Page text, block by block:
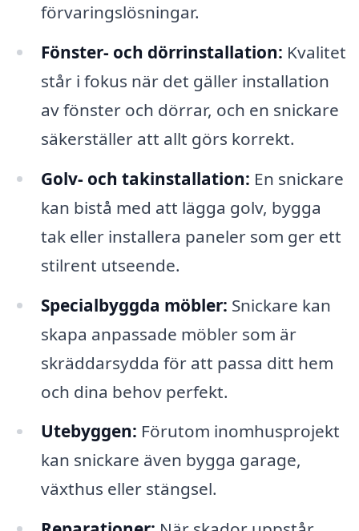
förvaringslösningar.
Fönster- och dörrinstallation: Kvalitet
står i fokus när det gäller installation
av fönster och dörrar, och en snickare
säkerställer att allt görs korrekt.
Golv- och takinstallation: En snickare
kan bistå med att lägga golv, bygga
tak eller installera paneler som ger ett
stilrent utseende.
Specialbyggda möbler: Snickare kan
skapa anpassade möbler som är
skräddarsydda för att passa ditt hem
och dina behov perfekt.
Utebyggen: Förutom inomhusprojekt
kan snickare även bygga garage,
växthus eller stängsel.